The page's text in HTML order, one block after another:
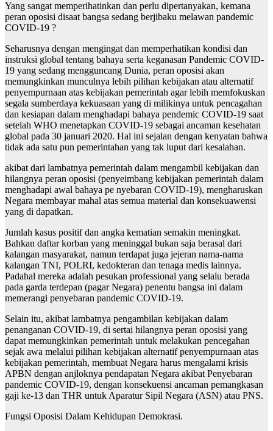
Yang sangat memperihatinkan dan perlu dipertanyakan, kemana
peran oposisi disaat bangsa sedang berjibaku melawan pandemic
COVID-19 ?
Seharusnya dengan mengingat dan memperhatikan kondisi dan
instruksi global tentang bahaya serta keganasan Pandemic COVID-
19 yang sedang mengguncang Dunia, peran oposisi akan
memungkinkan munculnya lebih pilihan kebijakan atau alternatif
penyempurnaan atas kebijakan pemerintah agar lebih memfokuskan
segala sumberdaya kekuasaan yang di milikinya untuk pencagahan
dan kesiapan dalam menghadapi bahaya pendemic COVID-19 saat
setelah WHO menetapkan COVID-19 sebagai ancaman kesehatan
global pada 30 januari 2020. Hal ini sejalan dengan kenyatan bahwa
tidak ada satu pun pemerintahan yang tak luput dari kesalahan.
akibat dari lambatnya pemerintah dalam mengambil kebijakan dan
hilangnya peran oposisi (penyeimbang kebijakan pemerintah dalam
menghadapi awal bahaya pe nyebaran COVID-19), mengharuskan
Negara membayar mahal atas semua material dan konsekuawensi
yang di dapatkan.
Jumlah kasus positif dan angka kematian semakin meningkat.
Bahkan daftar korban yang meninggal bukan saja berasal dari
kalangan masyarakat, namun terdapat juga jejeran nama-nama
kalangan TNI, POLRI, kedokteran dan tenaga medis lainnya.
Padahal mereka adalah pesukan professional yang selalu berada
pada garda terdepan (pagar Negara) penentu bangsa ini dalam
memerangi penyebaran pandemic COVID-19.
Selain itu, akibat lambatnya pengambilan kebijakan dalam
penanganan COVID-19, di sertai hilangnya peran oposisi yang
dapat memungkinkan pemerintah untuk melakukan pencegahan
sejak awa melalui pilihan kebijakan alternatif penyempurnaan atas
kebijakan pemerintah, membuat Negara harus mengalami krisis
APBN dengan anjloknya pendapatan Negara akibat Penyebaran
pandemic COVID-19, dengan konsekuensi ancaman pemangkasan
gaji ke-13 dan THR untuk Aparatur Sipil Negara (ASN) atau PNS.
Fungsi Oposisi Dalam Kehidupan Demokrasi.